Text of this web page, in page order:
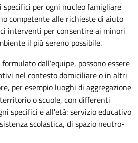
per ogni nucleo famigliare
competente alle richieste di aiuto
interventi per consentire ai minori
il più sereno possibile.
formulato dall’equipe, possono essere
nel contesto domiciliare o in altri
per esempio luoghi di aggregazione
o scuole, con differenti
specifici e all'età: servizio educativo
scolastica, di spazio neutro-